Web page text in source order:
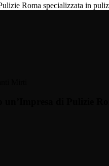
Roma specializzata in